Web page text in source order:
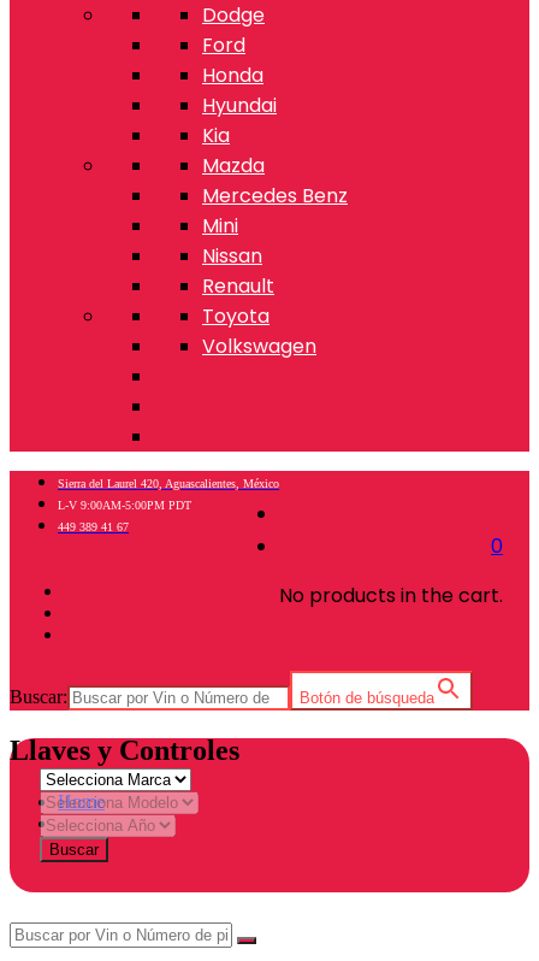
Dodge
Ford
Honda
Hyundai
Kia
Mazda
Mercedes Benz
Mini
Nissan
Renault
Toyota
Volkswagen
0
No products in the cart.
Sierra del Laurel 420, Aguascalientes, México
L-V 9:00AM-5:00PM PDT
449 389 41 67
Buscar: Botón de búsqueda
Llaves y Controles
Home
Tienda
Buscar